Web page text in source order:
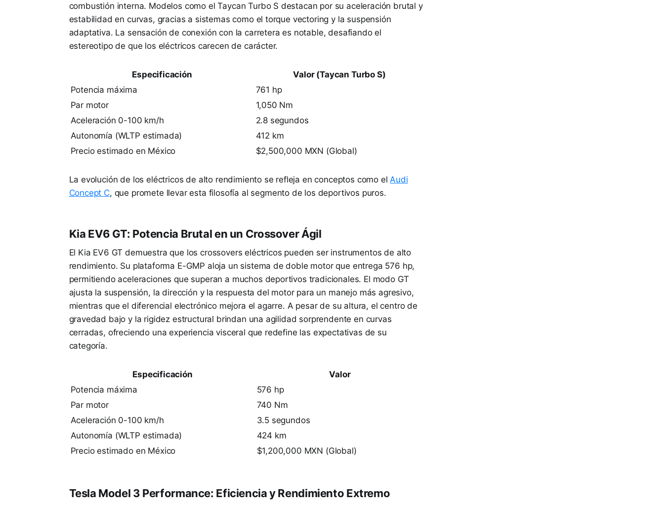
combustión interna. Modelos como el Taycan Turbo S destacan por su aceleración brutal y
estabilidad en curvas, gracias a sistemas como el torque vectoring y la suspensión
adaptativa. La sensación de conexión con la carretera es notable, desafiando el
estereotipo de que los eléctricos carecen de carácter.
Especificación
Valor (Taycan Turbo S)
Potencia máxima
761 hp
Par motor
1,050 Nm
Aceleración 0-100 km/h
2.8 segundos
Autonomía (WLTP estimada)
412 km
Precio estimado en México
$2,500,000 MXN (Global)
La evolución de los eléctricos de alto rendimiento se refleja en conceptos como el Audi
Concept C, que promete llevar esta filosofía al segmento de los deportivos puros.
Kia EV6 GT: Potencia Brutal en un Crossover Ágil
El Kia EV6 GT demuestra que los crossovers eléctricos pueden ser instrumentos de alto
rendimiento. Su plataforma E-GMP aloja un sistema de doble motor que entrega 576 hp,
permitiendo aceleraciones que superan a muchos deportivos tradicionales. El modo GT
ajusta la suspensión, la dirección y la respuesta del motor para un manejo más agresivo,
mientras que el diferencial electrónico mejora el agarre. A pesar de su altura, el centro de
gravedad bajo y la rigidez estructural brindan una agilidad sorprendente en curvas
cerradas, ofreciendo una experiencia visceral que redefine las expectativas de su
categoría.
Especificación
Valor
Potencia máxima
576 hp
Par motor
740 Nm
Aceleración 0-100 km/h
3.5 segundos
Autonomía (WLTP estimada)
424 km
Precio estimado en México
$1,200,000 MXN (Global)
Tesla Model 3 Performance: Eficiencia y Rendimiento Extremo